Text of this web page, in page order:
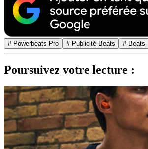
# Powerbeats Pro # Publicité Beats # Beats
Poursuivez votre lecture :